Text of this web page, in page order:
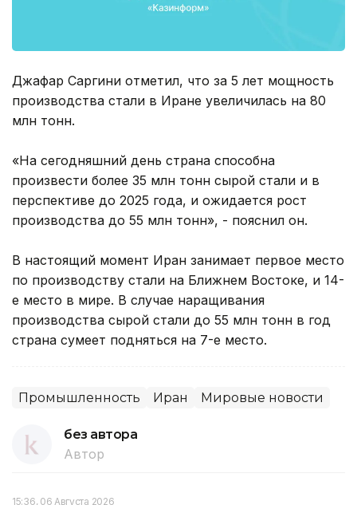
Джафар Саргини отметил, что за 5 лет мощность
производства стали в Иране увеличилась на 80
млн тонн.
«На сегодняшний день страна способна
произвести более 35 млн тонн сырой стали и в
перспективе до 2025 года, и ожидается рост
производства до 55 млн тонн», - пояснил он.
В настоящий момент Иран занимает первое место
по производству стали на Ближнем Востоке, и 14-
е место в мире. В случае наращивания
производства сырой стали до 55 млн тонн в год
страна сумеет подняться на 7-е место.
Промышленность Иран Мировые новости
без автора
Автор
15:36, 06 Августа 2026